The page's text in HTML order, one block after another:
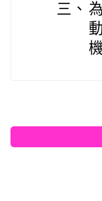
三、